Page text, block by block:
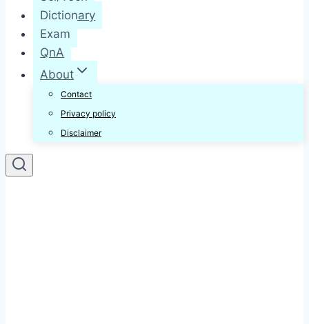
Dictionary
Exam
QnA
About
Contact
Privacy policy
Disclaimer